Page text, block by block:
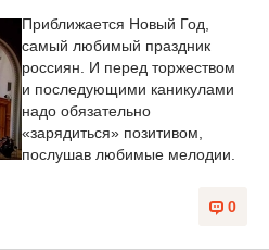
Приближается Новый Год,
самый любимый праздник
россиян. И перед торжеством
и последующими каникулами
надо обязательно
«зарядиться» позитивом,
послушав любимые мелодии.
0